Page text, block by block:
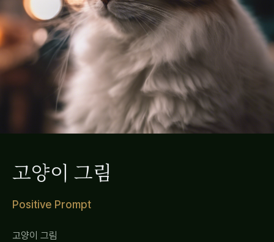
고양이 그림
Positive Prompt
고양이 그림